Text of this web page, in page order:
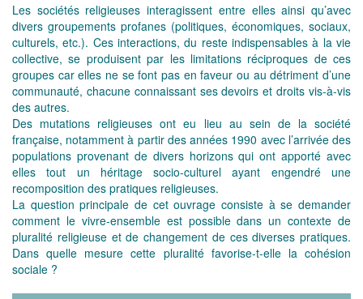
Les sociétés religieuses interagissent entre elles ainsi qu’avec
divers groupements profanes (politiques, économiques, sociaux,
culturels, etc.). Ces interactions, du reste indispensables à la vie
collective, se produisent par les limitations réciproques de ces
groupes car elles ne se font pas en faveur ou au détriment d’une
communauté, chacune connaissant ses devoirs et droits vis-à-vis
des autres.
Des mutations religieuses ont eu lieu au sein de la société
française, notamment à partir des années 1990 avec l’arrivée des
populations provenant de divers horizons qui ont apporté avec
elles tout un héritage socio-culturel ayant engendré une
recomposition des pratiques religieuses.
La question principale de cet ouvrage consiste à se demander
comment le vivre-ensemble est possible dans un contexte de
pluralité religieuse et de changement de ces diverses pratiques.
Dans quelle mesure cette pluralité favorise-t-elle la cohésion
sociale ?